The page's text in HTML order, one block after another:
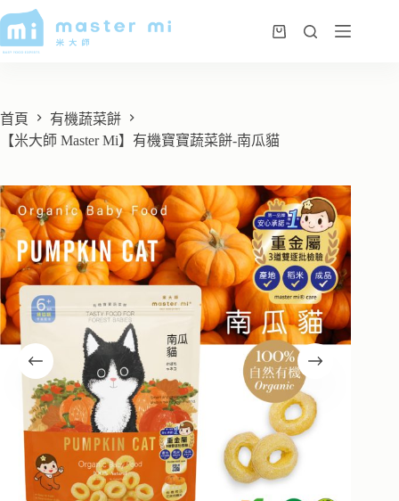
首頁
有機蔬菜餅
【米大師 Master Mi】有機寶寶蔬菜餅-南瓜貓